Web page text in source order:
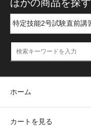
ほかの商品を探す
ホーム
カートを見る